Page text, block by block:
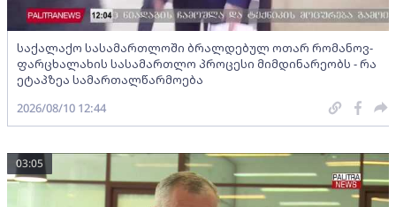
საქალაქო სასამართლოში ბრალდებულ ოთარ რომანოვ-
ფარცხალახის სასამართლო პროცესი მიმდინარეობს - რა
ეტაპზეა სამართალწარმოება
2026/08/10 12:44
03:05